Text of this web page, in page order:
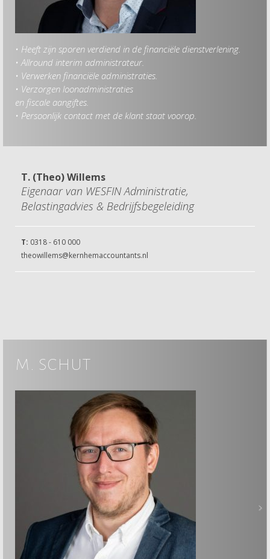
• Heeft zijn sporen verdiend in de financiële dienstverlening.
• Allround interim administrateur.
• Verwerken financiële administraties.
• Verzorgen loonadministraties
en fiscale aangiftes.
• Persoonlijk contact met de klant staat voorop.
T. (Theo) Willems
Eigenaar van WESFIN Administratie,
Belastingadvies & Bedrijfsbegeleiding
T: 0318 - 610 000
theowillems@kernhemaccountants.nl
m. schut
>